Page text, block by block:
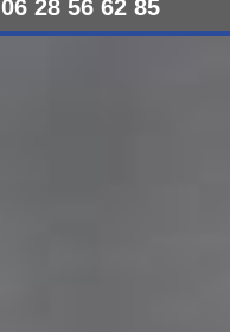
06 28 56 62 85